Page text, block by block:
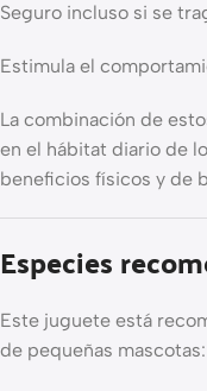
Seguro incluso si se
Estimula el
La combinación de
en el hábitat diario de
beneficios físicos y de
Especies
Este juguete está
de pequeñas mascotas: